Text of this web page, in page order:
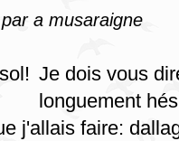
par a musaraigne
Je dois vous
longuement
j'allais faire: